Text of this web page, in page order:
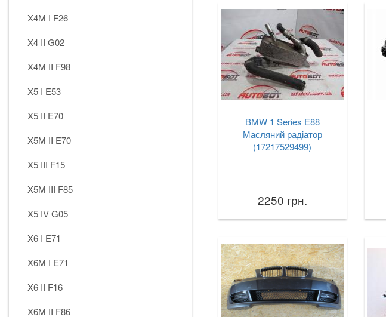
X4M I F26
X4 II G02
X4M II F98
X5 I E53
X5 II E70
X5M II E70
X5 III F15
X5M III F85
X5 IV G05
X6 I E71
X6M I E71
X6 II F16
X6M II F86
BMW 1 Series E88
Масляний радіатор
(17217529499)
2250 грн.